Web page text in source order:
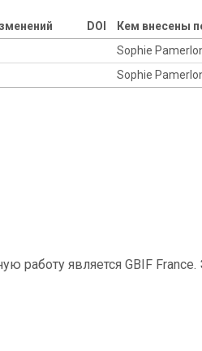
DOI
Кем внесены
Sophie
Sophie
является GBIF France.